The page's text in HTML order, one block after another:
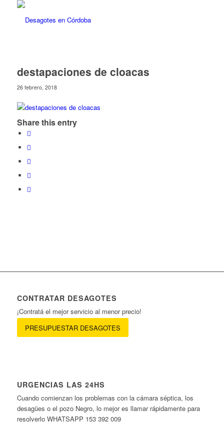
destapaciones de cloacas
26 febrero, 2018
Share this entry
CONTRATAR DESAGOTES
¡Contratá el mejor servicio al menor precio!
PRESUPUESTAR DESAGOTES
URGENCIAS LAS 24HS
Cuando comienzan los problemas con la cámara séptica, los
desagües o el pozo Negro, lo mejor es llamar rápidamente para
resolverlo WHATSAPP 153 392 009